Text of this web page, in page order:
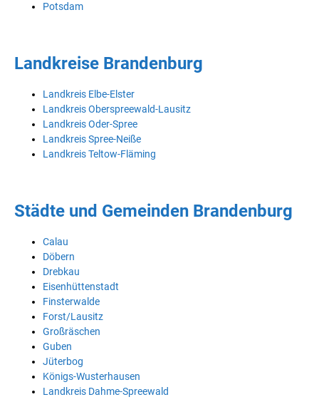
Potsdam
Landkreise Brandenburg
Landkreis Elbe-Elster
Landkreis Oberspreewald-Lausitz
Landkreis Oder-Spree
Landkreis Spree-Neiße
Landkreis Teltow-Fläming
Städte und Gemeinden Brandenburg
Calau
Döbern
Drebkau
Eisenhüttenstadt
Finsterwalde
Forst/Lausitz
Großräschen
Guben
Jüterbog
Königs-Wusterhausen
Landkreis Dahme-Spreewald